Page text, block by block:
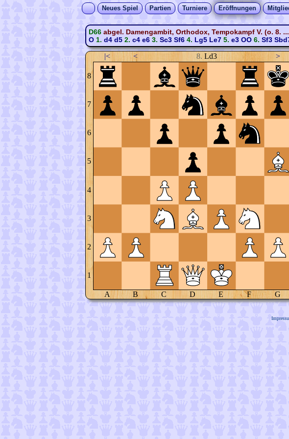
Neues Spiel Partien Turniere Eröffnungen
D66 abgel. Damengambit, Orthodox, Tempokampf V. (o. 8.
O1. d4 d52. c4 e63. Sc3 Sf64. Lg5 Le75. e3 OO6. Sf3
|< < 8. Ld3 >
8
7
6
5
4
3
2
1
A B C D E F G